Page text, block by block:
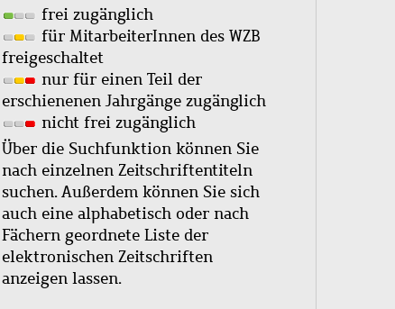
frei zugänglich
für MitarbeiterInnen des WZB
freigeschaltet
nur für einen Teil der
erschienenen Jahrgänge zugänglich
nicht frei zugänglich
Über die Suchfunktion können Sie
nach einzelnen Zeitschriftentiteln
suchen. Außerdem können Sie sich
auch eine alphabetisch oder nach
Fächern geordnete Liste der
elektronischen Zeitschriften
anzeigen lassen.